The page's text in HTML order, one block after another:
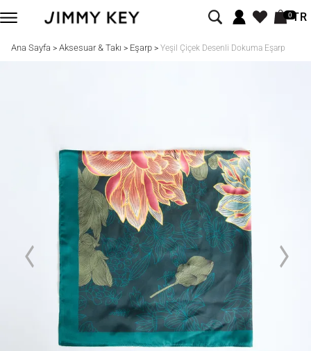
0TR
Ana Sayfa > Aksesuar & Takı > Eşarp> Yeşil Çiçek Desenli Dokuma Eşarp